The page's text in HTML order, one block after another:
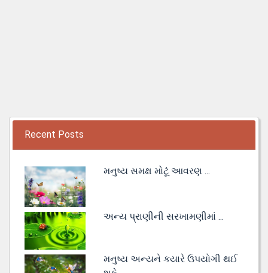
Recent Posts
મનુષ્ય સમક્ષ મોટૂં આવરણ ...
અન્ય પ્રાણીની સરખામણીમાં ...
મનુષ્ય અન્યને કયારે ઉપયોગી થઈ